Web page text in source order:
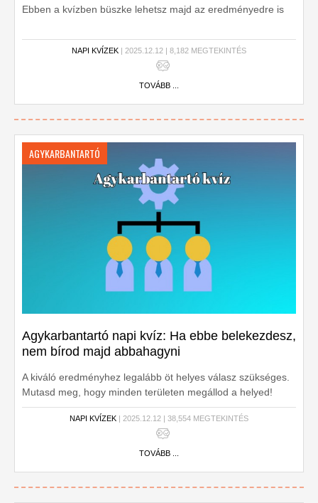
Ebben a kvízben büszke lehetsz majd az eredményedre is
NAPI KVÍZEK | 2025.12.12 | 8,182 MEGTEKINTÉS
TOVÁBB ...
AGYKARBANTARTÓ
Agykarbantartó napi kvíz: Ha ebbe belekezdesz,
nem bírod majd abbahagyni
A kiváló eredményhez legalább öt helyes válasz szükséges.
Mutasd meg, hogy minden területen megállod a helyed!
Kezdődjön a kvíz!
NAPI KVÍZEK | 2025.12.12 | 38,554 MEGTEKINTÉS
TOVÁBB ...